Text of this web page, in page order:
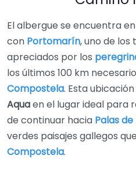
El albergue se encuentra
con Portomarín, uno de
apreciados por los
los últimos 100 km
Compostela. Esta
Aquaen el lugar ideal para
de continuar hacia Palas de
verdes paisajes gallegos
Compostela.